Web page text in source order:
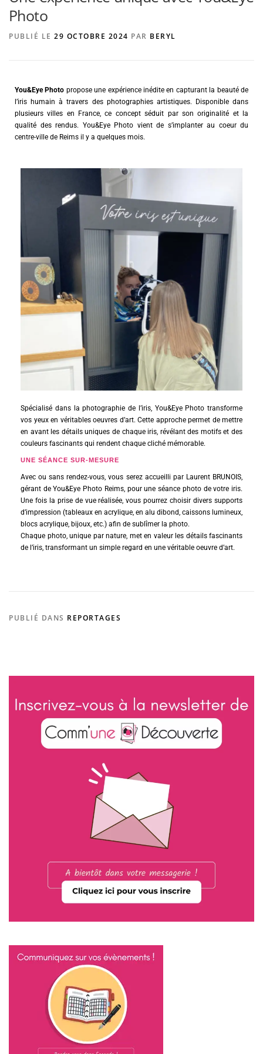
AGENCE DE PUBLICITÉ
Photo
PUBLIÉ LE 29 OCTOBRE 2024 PAR BERYL
You&Eye Photo propose une expérience inédite en capturant la beauté de
l’iris humain à travers des photographies artistiques. Disponible dans
plusieurs villes en France, ce concept séduit par son originalité et la
qualité des rendus. You&Eye Photo vient de s’implanter au coeur du
centre-ville de Reims il y a quelques mois.
Spécialisé dans la photographie de l’iris, You&Eye Photo transforme
vos yeux en véritables oeuvres d’art. Cette approche permet de mettre
en avant les détails uniques de chaque iris, révélant des motifs et des
couleurs fascinants qui rendent chaque cliché mémorable.
UNE SÉANCE SUR-MESURE
Avec ou sans rendez-vous, vous serez accueilli par Laurent BRUNOIS,
gérant de You&Eye Photo Reims, pour une séance photo de votre iris.
Une fois la prise de vue réalisée, vous pourrez choisir divers supports
d’impression (tableaux en acrylique, en alu dibond, caissons lumineux,
blocs acrylique, bijoux, etc.) afin de sublîmer la photo.
Chaque photo, unique par nature, met en valeur les détails fascinants
de l’iris, transformant un simple regard en une véritable oeuvre d’art.
PUBLIÉ DANS REPORTAGES